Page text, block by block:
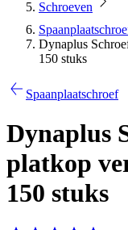
Schroeven
Dynaplus
150 stuks
Spaanplaatschroef
Dynaplus
platkop
150 stuks